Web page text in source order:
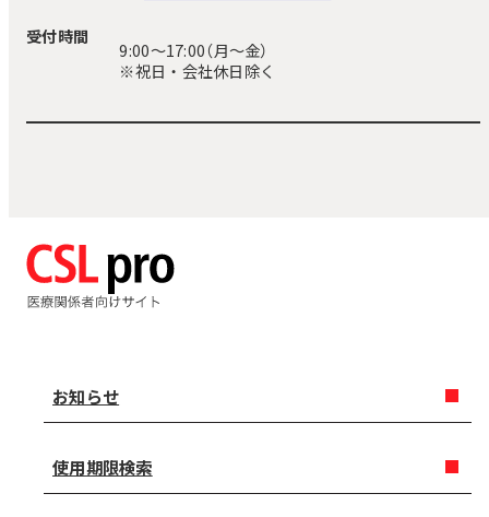
受付時間
9:00〜17:00（月～金）
※祝日・会社休日除く
お知らせ
使用期限検索